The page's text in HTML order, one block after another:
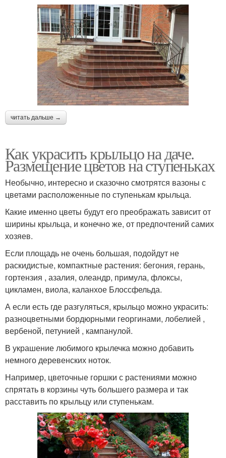
читать дальше →
Как украсить крыльцо на даче.
Размещение цветов на ступеньках
Необычно, интересно и сказочно смотрятся вазоны с
цветами расположенные по ступенькам крыльца.
Какие именно цветы будут его преображать зависит от
ширины крыльца, и конечно же, от предпочтений самих
хозяев.
Если площадь не очень большая, подойдут не
раскидистые, компактные растения: бегония, герань,
гортензия , азалия, олеандр, примула, флоксы,
цикламен, виола, каланхое Блоссфельда.
А если есть где разгуляться, крыльцо можно украсить:
разноцветными бордюрными георгинами, лобелией ,
вербеной, петунией , кампанулой.
В украшение любимого крылечка можно добавить
немного деревенских ноток.
Например, цветочные горшки с растениями можно
спрятать в корзины чуть большего размера и так
расставить по крыльцу или ступенькам.